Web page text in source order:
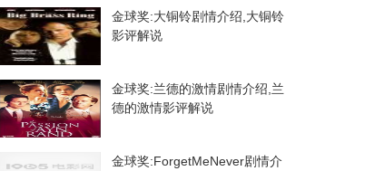
金球奖:大铜铃剧情介绍,大铜铃
影评解说
金球奖:兰德的激情剧情介绍,兰
德的激情影评解说
金球奖:ForgetMeNever剧情介